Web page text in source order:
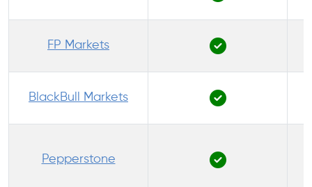
FP Markets
BlackBull Markets
Pepperstone